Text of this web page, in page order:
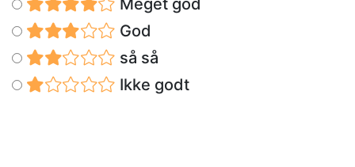
God
så så
Ikke godt